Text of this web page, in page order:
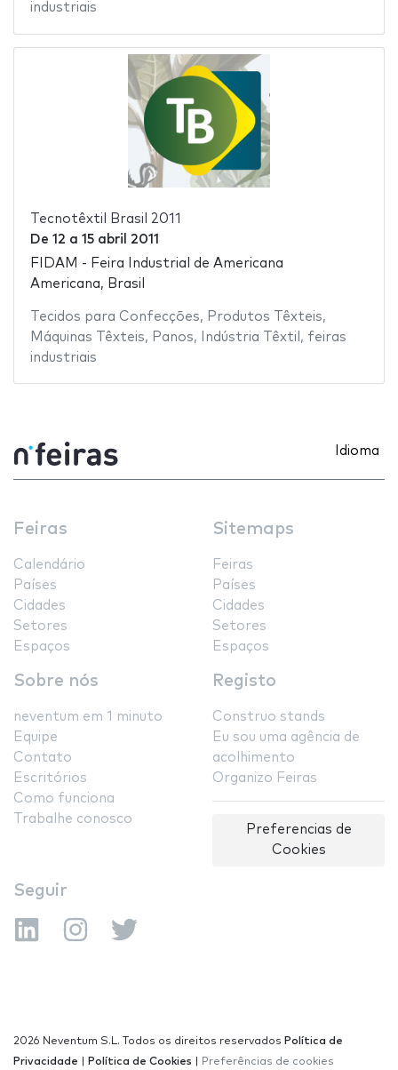
industriais
Tecnotêxtil Brasil 2011
De 12 a 15 abril 2011
FIDAM - Feira Industrial de Americana
Americana, Brasil
Tecidos para Confecções, Produtos Têxteis,
Máquinas Têxteis, Panos, Indústria Têxtil , feiras
industriais
Idioma
Feiras
Calendário
Países
Cidades
Setores
Espaços
Sitemaps
Feiras
Países
Cidades
Setores
Espaços
Sobre nós
neventum em 1 minuto
Equipe
Contato
Escritórios
Como funciona
Trabalhe conosco
Registo
Construo stands
Eu sou uma agência de
acolhimento
Organizo Feiras
Preferencias de
Cookies
Seguir
2026 Neventum S.L. Todos os direitos reservados Política de
Privacidade
Política de Cookies Preferências de cookies